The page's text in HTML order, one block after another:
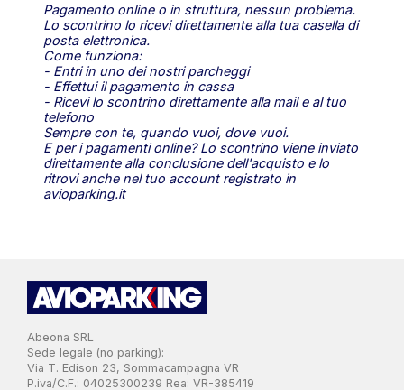
Pagamento online o in struttura, nessun problema.
Lo scontrino lo ricevi direttamente alla tua casella di
posta elettronica.
Come funziona:
- Entri in uno dei nostri parcheggi
- Effettui il pagamento in cassa
- Ricevi lo scontrino direttamente alla mail e al tuo
telefono
Sempre con te, quando vuoi, dove vuoi.
E per i pagamenti online? Lo scontrino viene inviato
direttamente alla conclusione dell'acquisto e lo
ritrovi anche nel tuo account registrato in
avioparking.it
Abeona SRL
Sede legale (no parking):
Via T. Edison 23, Sommacampagna VR
P.iva/C.F.: 04025300239 Rea: VR-385419